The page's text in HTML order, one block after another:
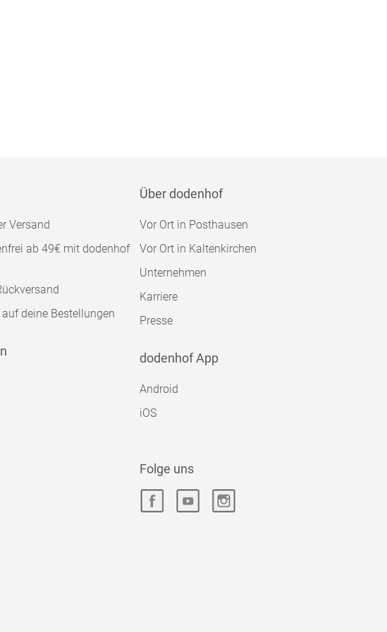
Versand
ab 49€ mit dodenhof
deine Bestellungen
Über dodenhof
Vor Ort in Posthausen
Vor Ort in Kaltenkirchen
Unternehmen
Karriere
Presse
dodenhof App
Android
iOS
Folge uns